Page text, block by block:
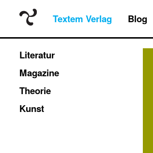
Textem Verlag Blog
Literatur
Magazine
Theorie
Kunst